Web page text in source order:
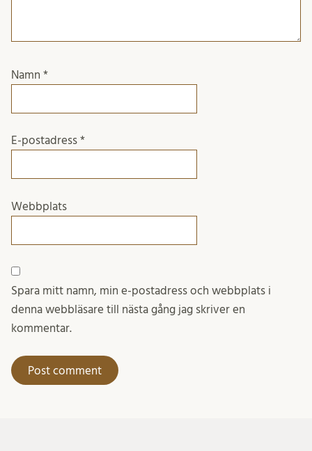
Namn *
E-postadress *
Webbplats
Spara mitt namn, min e-postadress och webbplats i
denna webbläsare till nästa gång jag skriver en
kommentar.